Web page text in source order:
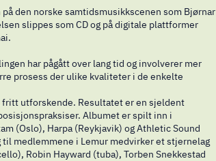
den norske samtidsmusikkscenen som Bjørnar
slippes som CD og på digitale plattformer
har pågått over lang tid og involverer mer
prosess der ulike kvaliteter i de enkelte
utforskende. Resultatet er en sjeldent
Albumet er spilt inn i
(Oslo), Harpa (Reykjavik) og Athletic Sound
medlemmene i Lemur medvirker et stjernelag
Robin Hayward (tuba), Torben Snekkestad